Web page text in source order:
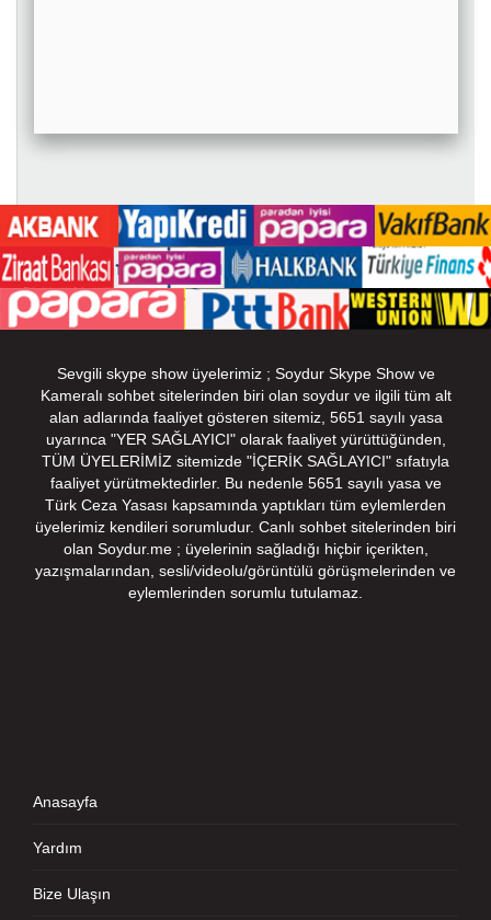
Sevgili skype show üyelerimiz ; Soydur Skype Show ve
Kameralı sohbet sitelerinden biri olan soydur ve ilgili tüm alt
alan adlarında faaliyet gösteren sitemiz, 5651 sayılı yasa
uyarınca "YER SAĞLAYICI" olarak faaliyet yürüttüğünden,
TÜM ÜYELERİMİZ sitemizde "İÇERİK SAĞLAYICI" sıfatıyla
faaliyet yürütmektedirler. Bu nedenle 5651 sayılı yasa ve
Türk Ceza Yasası kapsamında yaptıkları tüm eylemlerden
üyelerimiz kendileri sorumludur. Canlı sohbet sitelerinden biri
olan Soydur.me ; üyelerinin sağladığı hiçbir içerikten,
yazışmalarından, sesli/videolu/görüntülü görüşmelerinden ve
eylemlerinden sorumlu tutulamaz.
Anasayfa
Yardım
Bize Ulaşın